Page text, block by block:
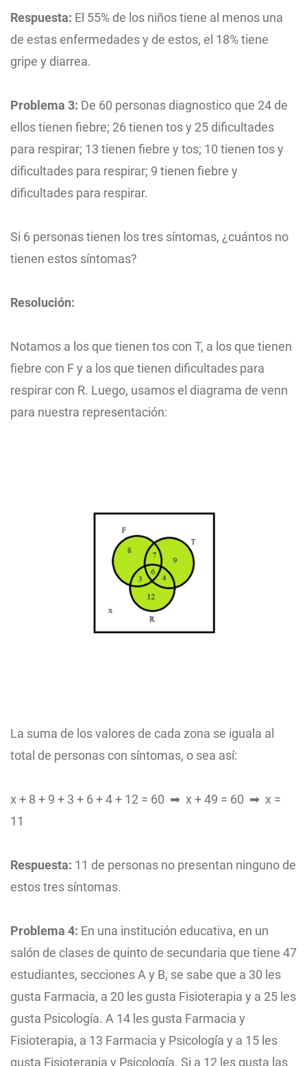
Respuesta: El 55% de los niños tiene al menos una
de estas enfermedades y de estos, el 18% tiene
gripe y diarrea.
Problema 3: De 60 personas diagnostico que 24 de
ellos tienen fiebre; 26 tienen tos y 25 dificultades
para respirar; 13 tienen fiebre y tos; 10 tienen tos y
dificultades para respirar; 9 tienen fiebre y
dificultades para respirar.
Si 6 personas tienen los tres síntomas, ¿cuántos no
tienen estos síntomas?
Resolución:
Notamos a los que tienen tos con T, a los que tienen
fiebre con F y a los que tienen dificultades para
respirar con R. Luego, usamos el diagrama de venn
para nuestra representación:
La suma de los valores de cada zona se iguala al
total de personas con síntomas, o sea así:
x + 8 + 9 + 3 + 6 + 4 + 12 = 60 ➡ x + 49 = 60 ➡ x =
11
Respuesta: 11 de personas no presentan ninguno de
estos tres síntomas.
Problema 4: En una institución educativa, en un
salón de clases de quinto de secundaria que tiene 47
estudiantes, secciones A y B, se sabe que a 30 les
gusta Farmacia, a 20 les gusta Fisioterapia y a 25 les
gusta Psicología. A 14 les gusta Farmacia y
Fisioterapia, a 13 Farmacia y Psicología y a 15 les
gusta Fisioterapia y Psicología. Si a 12 les gusta las